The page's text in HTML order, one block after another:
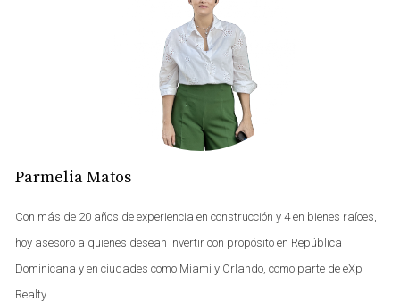
En Santo Domingo predominan los apartamentos en
edificios modernos, así como casas unifamiliares en
zonas residenciales. Los compradores suelen ser jóvenes
profesionales, familias locales y expatriados que buscan
calidad de vida y accesibilidad a servicios.
Crecimiento
La rentabilidad esperada en Santo Domingo puede
variar entre un 6% y un 10%, dependiendo de la
ubicación y el tipo de propiedad. Con la continua
expansión de infraestructuras y servicios, se espera que
Parmelia Matos
Con más de 20 años de experiencia en construcción y 4 en bienes raíces,
hoy asesoro a quienes desean invertir con propósito en República
Dominicana y en ciudades como Miami y Orlando, como parte de eXp
Realty.